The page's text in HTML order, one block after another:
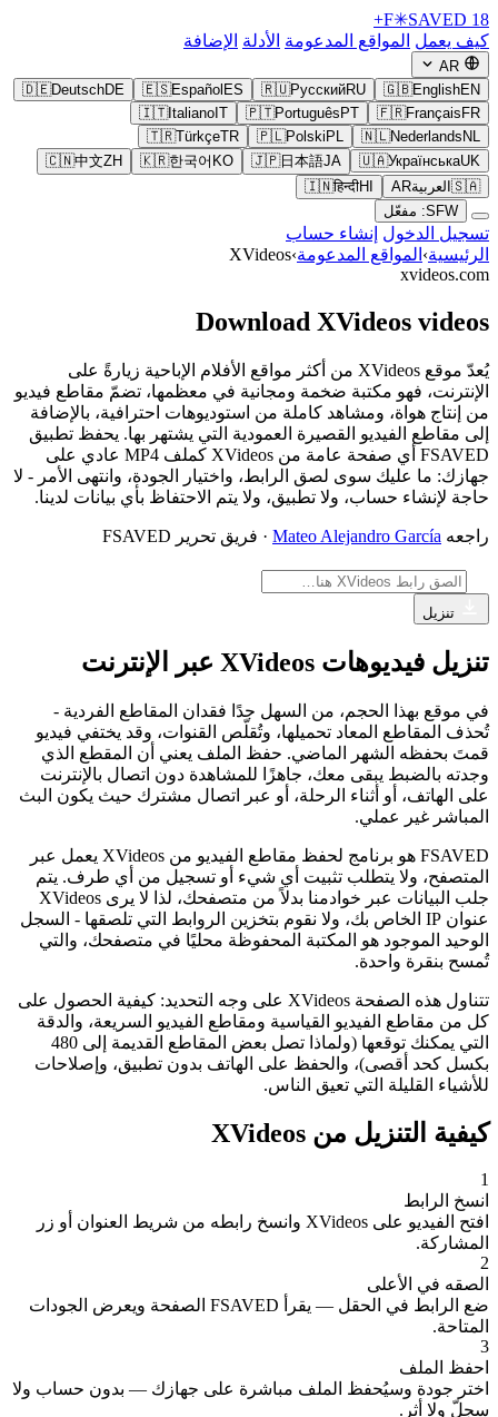
F✳SAVED 18+
كيف يعمل المواقع المدعومة الأدلة الإضافة
AR
🇬🇧EnglishEN
🇷🇺РусскийRU
🇪🇸Español ES
🇩🇪DeutschDE
🇫🇷Français FR
🇵🇹Português PT
🇮🇹Italiano IT
🇳🇱Nederlands NL
🇵🇱Polski PL
🇹🇷TürkçeTR
🇺🇦УкраїнськаUK
🇯🇵日本語JA
🇰🇷한국어 KO
🇨🇳中文ZH
🇸🇦 العربيةAR
🇮🇳हिन्दीHI
SFW: مفعّل
تسجيل الدخول إنشاء حساب
الرئيسية› المواقع المدعومة›
XVideos
xvideos.com
Download XVideos videos
يُعدّ موقع XVideos من أكثر مواقع الأفلام الإباحية زيارةً على
الإنترنت، فهو مكتبة ضخمة ومجانية في معظمها، تضمّ مقاطع فيديو
من إنتاج هواة، ومشاهد كاملة من استوديوهات احترافية، بالإضافة
إلى مقاطع الفيديو القصيرة العمودية التي يشتهر بها. يحفظ تطبيق
FSAVED أي صفحة عامة من XVideos كملف MP4 عادي على
جهازك: ما عليك سوى لصق الرابط، واختيار الجودة، وانتهى الأمر - لا
حاجة لإنشاء حساب، ولا تطبيق، ولا يتم الاحتفاظ بأي بيانات لدينا.
راجعه Mateo Alejandro García · فريق تحرير FSAVED
تنزيل
تنزيل فيديوهات XVideos عبر الإنترنت
في موقع بهذا الحجم، من السهل جدًا فقدان المقاطع الفردية -
تُحذف المقاطع المعاد تحميلها، وتُقلّص القنوات، وقد يختفي فيديو
قمتَ بحفظه الشهر الماضي. حفظ الملف يعني أن المقطع الذي
وجدته بالضبط يبقى معك، جاهزًا للمشاهدة دون اتصال بالإنترنت
على الهاتف، أو أثناء الرحلة، أو عبر اتصال مشترك حيث يكون البث
المباشر غير عملي.
FSAVED هو برنامج لحفظ مقاطع الفيديو من XVideos يعمل عبر
المتصفح، ولا يتطلب تثبيت أي شيء أو تسجيل من أي طرف. يتم
جلب البيانات عبر خوادمنا بدلاً من متصفحك، لذا لا يرى XVideos
عنوان IP الخاص بك، ولا نقوم بتخزين الروابط التي تلصقها - السجل
الوحيد الموجود هو المكتبة المحفوظة محليًا في متصفحك، والتي
تُمسح بنقرة واحدة.
تتناول هذه الصفحة XVideos على وجه التحديد: كيفية الحصول على
كل من مقاطع الفيديو القياسية ومقاطع الفيديو السريعة، والدقة
التي يمكنك توقعها (ولماذا تصل بعض المقاطع القديمة إلى 480
بكسل كحد أقصى)، والحفظ على الهاتف بدون تطبيق، وإصلاحات
للأشياء القليلة التي تعيق الناس.
كيفية التنزيل من XVideos
1
انسخ الرابط
افتح الفيديو على XVideos وانسخ رابطه من شريط العنوان أو زر
المشاركة.
2
الصقه في الأعلى
ضع الرابط في الحقل — يقرأ FSAVED الصفحة ويعرض الجودات
المتاحة.
3
احفظ الملف
اختر جودة وسيُحفظ الملف مباشرة على جهازك — بدون حساب ولا
سجلّ ولا أثر.